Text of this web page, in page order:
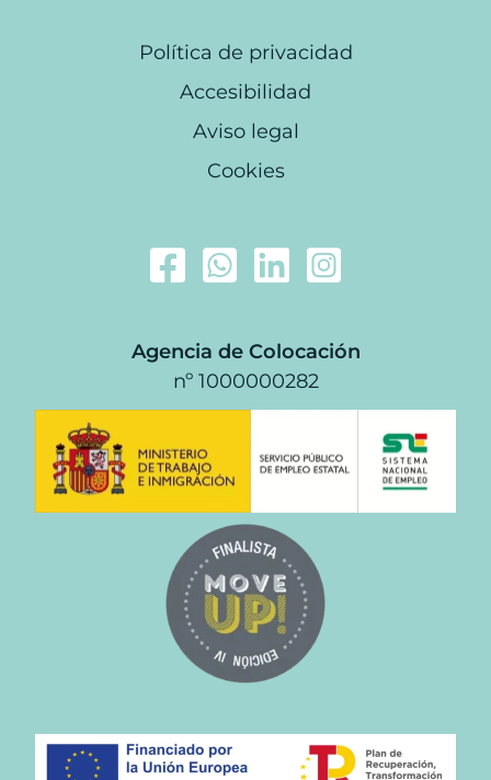
Política de privacidad
Accesibilidad
Aviso legal
Cookies
Agencia de Colocación
nº 1000000282